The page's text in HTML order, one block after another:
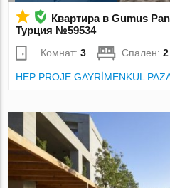
Квартира в Gumus
Турция №59534
Комнат:3 Спален:2
HEP PROJE GAYRİMENKUL